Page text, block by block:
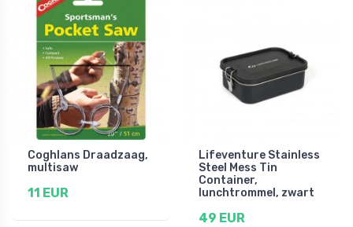
Coghlans Draadzaag,
multisaw
11 EUR
Lifeventure Stainless
Steel Mess Tin
Container,
lunchtrommel, zwart
49 EUR